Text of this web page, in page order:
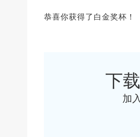
恭喜你获得了白金奖杯！
下
加